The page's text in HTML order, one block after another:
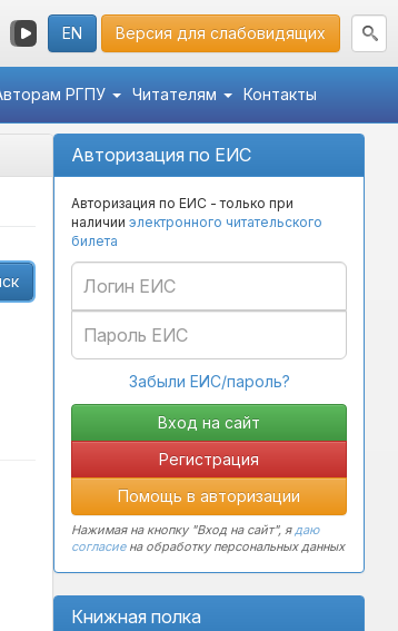
EN Версия для слабовидящих
РГПУ Читателям Контакты
Авторизация по ЕИС
Авторизация по ЕИС - только при
наличии электронного читательского
билета
Забыли ЕИС/пароль?
Регистрация
Помощь в авторизации
Нажимая на кнопку "Вход на сайт", ядаю
согласиена обработку персональных данных
Книжная полка